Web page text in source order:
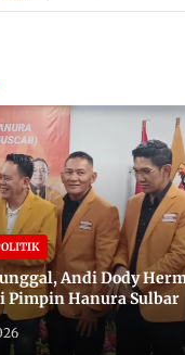
Andi Dody
Pimpin Hanura Sulbar